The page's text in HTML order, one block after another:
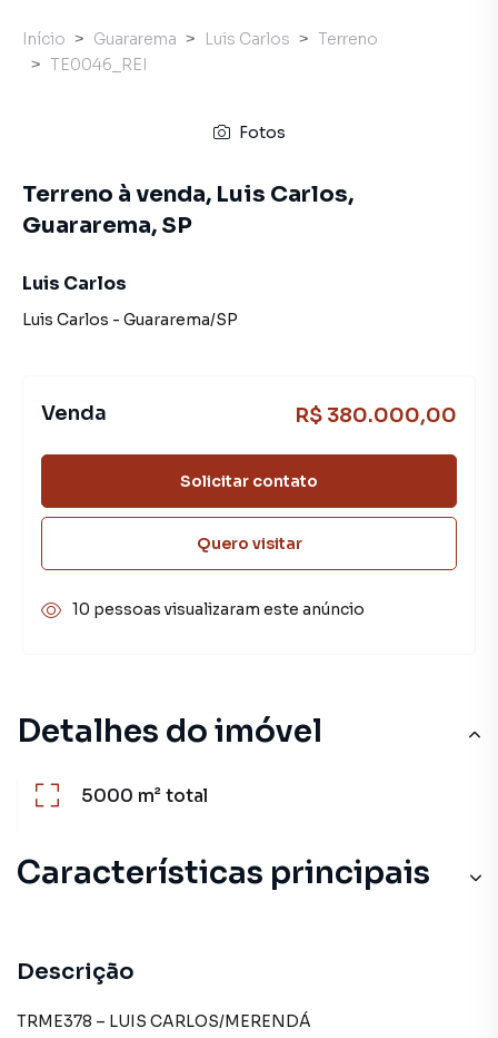
Detalhes do imóvel
5000 m²total
Características principais
Descrição
TRME378 – LUIS CARLOS/MERENDÁ
Início Guararema Luis Carlos
Terreno
TE0046_REI
Fotos
Terreno à venda, Luis Carlos,
Guararema, SP
Luis Carlos
Luis Carlos - Guararema/SP
Venda R$ 380.000,00
Solicitar contato
Quero visitar
10 pessoas visualizaram este anúncio